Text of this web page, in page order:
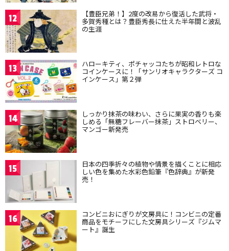
12 【豊臣兄弟！】2度の改易から復活した武将・
多賀秀種とは？豊臣秀長に仕えた半年間と波乱
の生涯
13 ハローキティ、ポチャッコたちが昭和レトロな
コインケースに！「サンリオキャラクターズ コ
インケース」第２弾
14 しっかり抹茶の味わい、さらに果実の香りも楽
しめる「無糖フレーバー抹茶」ストロベリー、
マンゴー新発売
15 日本の四季折々の植物や情景を描くことに相応
しい色を集めた水彩色鉛筆『色辞典』が新発
売！
16 コンビニおにぎりが文房具に！コンビニの定番
商品をモチーフにした文房具シリーズ『ジムマ
ート』誕生